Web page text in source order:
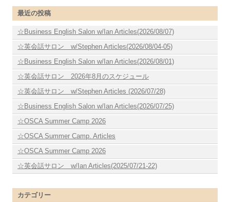
最近の投稿
☆Business English Salon w/Ian Articles(2026/08/07)
☆英会話サロン w/Stephen Articles(2026/08/04-05)
☆Business English Salon w/Ian Articles(2026/08/01)
☆英会話サロン 2026年8月のスケジュール
☆英会話サロン w/Stephen Articles (2026/07/28)
☆Business English Salon w/Ian Articles(2026/07/25)
☆OSCA Summer Camp 2026
☆OSCA Summer Camp. Articles
☆OSCA Summer Camp 2026
☆英会話サロン w/Ian Articles(2025/07/21-22)
カテゴリー